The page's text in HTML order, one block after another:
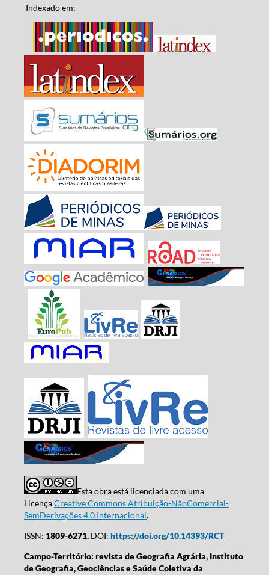
Indexado em:
Esta obra está licenciada com uma
LicençaCreative Commons Atribuição-NãoComercial-
SemDerivações 4.0 Internacional.
ISSN: 1809-6271.DOI: https://doi.org/10.14393/RCT
Campo-Território: revista de Geografia Agrária, Instituto
de Geografia, Geociências e Saúde Coletiva da